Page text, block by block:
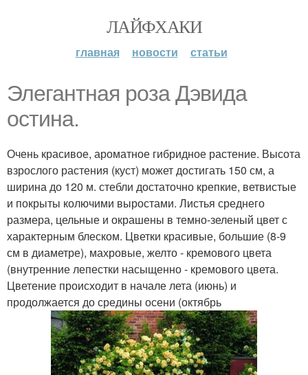
ЛАЙФХАКИ
главная новости статьи
Элегантная роза Дэвида
остина.
Очень красивое, ароматное гибридное растение. Высота
взрослого растения (куст) может достигать 150 см, а
ширина до 120 м. стебли достаточно крепкие, ветвистые
и покрыты колючими выростами. Листья среднего
размера, цельные и окрашены в темно-зеленый цвет с
характерным блеском. Цветки красивые, большие (8-9
см в диаметре), махровые, желто - кремового цвета
(внутренние лепестки насыщенно - кремового цвета.
Цветение происходит в начале лета (июнь) и
продолжается до средины осени (октябрь